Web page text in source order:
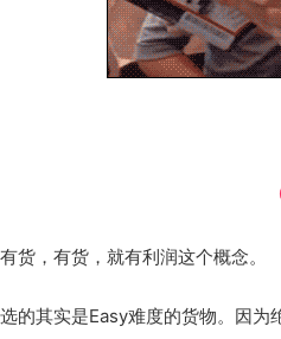
货，有货，就有利润这个概念。
的其实是Easy难度的货物。因